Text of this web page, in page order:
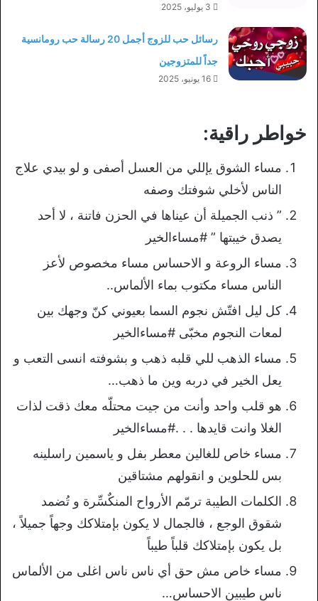
3 يوليو، 2025
رسائل حب للزوج أجمل 20 رسالة حب رومانسية
جداً للمتزوجين
16 يونيو، 2025
خواطر راقية:
مساء الشوق يإللي من العسل أصفى و لو بيدي علاج
الناس لأخلي شوفتك وصفه
” ذنب الجميلة أن عيناها في الحزن فاتنة ، لا أحد
يصدق خيبتها ” #مساءالخير
مساء الروعة و الاحساس مساء مخصوص لأعز
الناس مساء مكتوب بماء الألماس..
كل ليل افتّش نجوم السما بعيوني كنّ وجهك بين
لمعات النجوم مخبّى #مساءالخير
مساء الذهب للي قلبه ذهب و بشوفته انسى التعب و
يعل الخير في دربه وين ما ذهب…
هو قلب واحد وأنت من جيت محتلّه معك ذقت لذات
الغلا وانت قايدها . . .#مساءالخير
مساء خاص للغالين معطر بفل و ياسمين راسلينه
بس للحلوين و انقولهم مشتاقين
الكلمات الطيبة ترمّم الأرواح المنكٌسِّرة و تُضمد
شقوق الوجع ، فالجمال لا يكون بإمتلاكك وجهاً جميلاً ،
بل يكون بإمتلاكك قلباً طيباً
مساء خاص مش حق أي ناس ناس اغلى من الألماس
ناس طيبين الاحساس…